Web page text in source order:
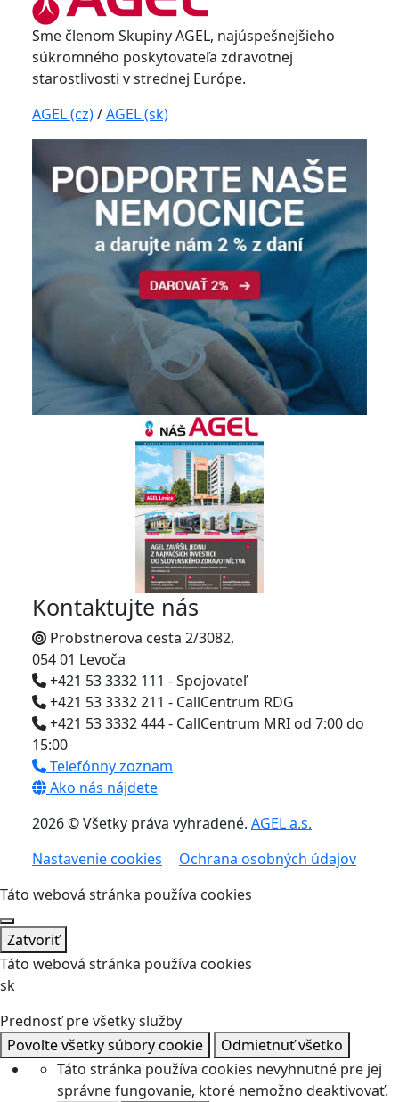
Sme členom Skupiny AGEL, najúspešnejšieho
súkromného poskytovateľa zdravotnej
starostlivosti v strednej Európe.
AGEL (cz)/AGEL (sk)
Kontaktujte nás
Probstnerova cesta 2/3082,
054 01 Levoča
+421 53 3332 111 - Spojovateľ
+421 53 3332 211 - CallCentrum RDG
+421 53 3332 444 - CallCentrum MRI od 7:00 do
15:00
Telefónny zoznam
Ako nás nájdete
2026 © Všetky práva vyhradené. AGEL a.s.
Nastavenie cookies
Ochrana osobných údajov
Táto webová stránka používa cookies
Zatvoriť
Táto webová stránka používa cookies
sk
Prednosť pre všetky služby
Povoľte všetky súbory cookie
Odmietnuť všetko
Táto stránka používa cookies nevyhnutné pre jej
správne fungovanie, ktoré nemožno deaktivovať.